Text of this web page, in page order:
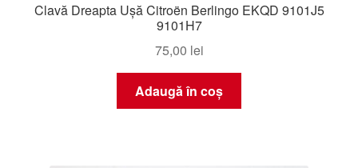
Clavă Dreapta Ușă Citroën Berlingo EKQD 9101J5
9101H7
75,00 lei
Adaugă în coș